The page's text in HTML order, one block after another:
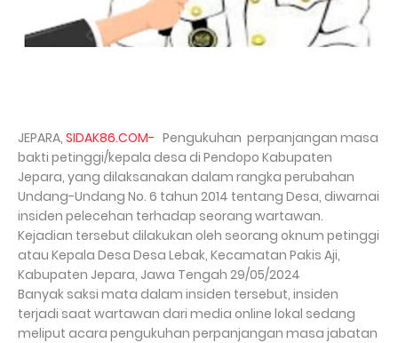
JEPARA, SIDAK86.COM- Pengukuhan perpanjangan masa
bakti petinggi/kepala desa di Pendopo Kabupaten
Jepara, yang dilaksanakan dalam rangka perubahan
Undang-Undang No. 6 tahun 2014 tentang Desa, diwarnai
insiden pelecehan terhadap seorang wartawan.
Kejadian tersebut dilakukan oleh seorang oknum petinggi
atau Kepala Desa Desa Lebak, Kecamatan Pakis Aji,
Kabupaten Jepara, Jawa Tengah 29/05/2024
Banyak saksi mata dalam insiden tersebut, insiden
terjadi saat wartawan dari media online lokal sedang
meliput acara pengukuhan perpanjangan masa jabatan